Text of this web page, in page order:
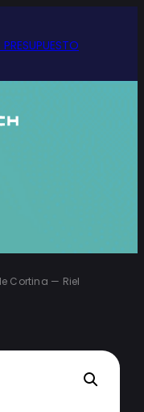
Cortina — Riel